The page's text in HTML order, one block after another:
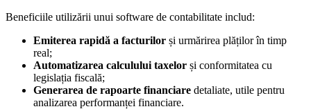
Beneficiile utilizării unui software de contabilitate includ:
Emiterea rapidă a facturilor și urmărirea plăților în timp
real;
Automatizarea calculului taxelor și conformitatea cu
legislația fiscală;
Generarea de rapoarte financiare detaliate, utile pentru
analizarea performanței financiare.